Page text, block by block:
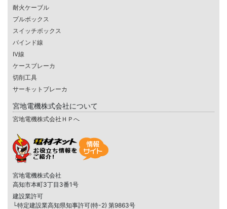
耐火ケーブル
プルボックス
スイッチボックス
バインド線
IV線
ケースブレーカ
切削工具
サーキットブレーカ
宮地電機株式会社について
宮地電機株式会社ＨＰへ
宮地電機株式会社
高知市本町3丁目3番1号
建設業許可
└特定建設業高知県知事許可(特-2) 第9863号